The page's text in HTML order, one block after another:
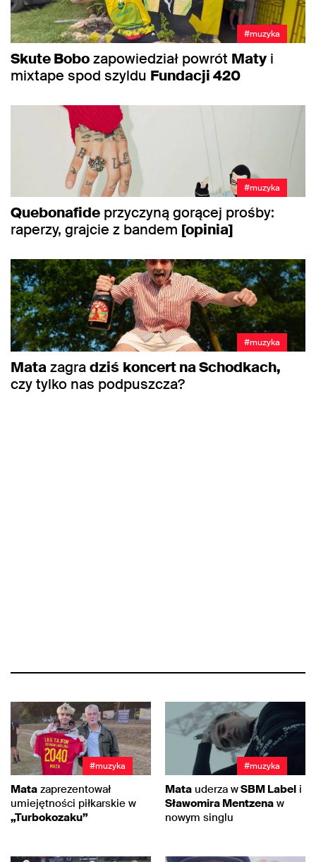
#muzyka
Skute Bobozapowiedział powrót Maty i
mixtape spod szyldu Fundacji 420
#muzyka
Quebonafide przyczyną gorącej prośby:
raperzy, grajcie z bandem [opinia]
#muzyka
Matazagradziś koncert na Schodkach,
czy tylko nas podpuszcza?
#muzyka
Mata zaprezentował
umiejętności piłkarskie w
„Turbokozaku”
#muzyka
Mata uderza wSBM Label i
Sławomira Mentzena w
nowym singlu